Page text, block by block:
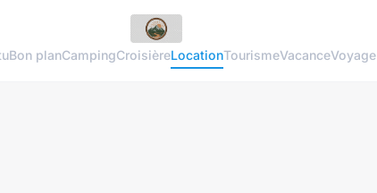
Bon planCampingCroisièreLocationTourismeVacanceVoyage